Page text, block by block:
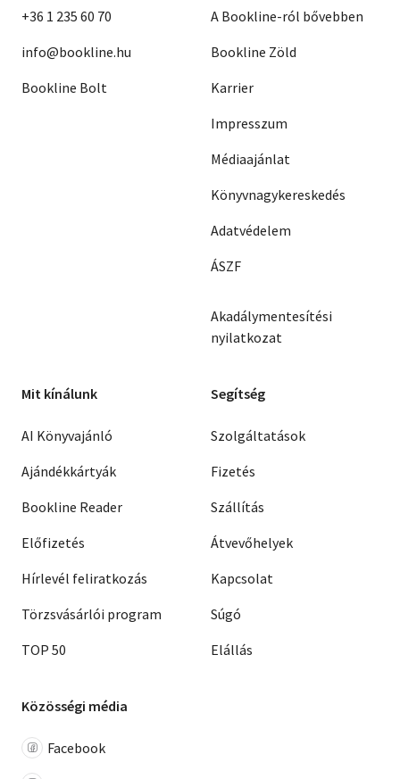
+36 1 235 60 70
info@bookline.hu
Bookline Bolt
A Bookline-ról bővebben
Bookline Zöld
Karrier
Impresszum
Médiaajánlat
Könyvnagykereskedés
Adatvédelem
ÁSZF
Akadálymentesítési
nyilatkozat
Mit kínálunk
AI Könyvajánló
Ajándékkártyák
Bookline Reader
Előfizetés
Hírlevél feliratkozás
Törzsvásárlói program
TOP 50
Segítség
Szolgáltatások
Fizetés
Szállítás
Átvevőhelyek
Kapcsolat
Súgó
Elállás
Közösségi média
Facebook